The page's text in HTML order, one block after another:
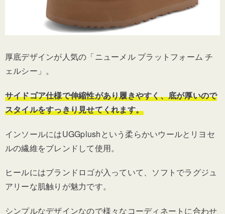
厚底デザインが人気の「ニューメル プラットフォーム チ
ェルシー」。
サイドゴア仕様で伸縮性があり履きやすく、底が厚いので
スタイルをすっきり見せてくれます。
インソールにはUGGplushという柔らかいウールとリヨセ
ルの繊維をブレンドして使用。
ヒールにはブランドロゴが入っていて、ソフトでラグジュ
アリーな肌触りが魅力です。
シンプルなデザインなので様々なコーディネートに合わせ